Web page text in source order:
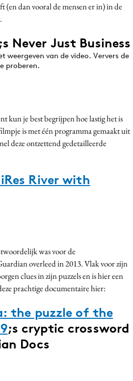
(en dan vooral de mensen er in) in de
;s Never Just Business
weergeven van de video. Ververs de
proberen.
kun je best begrijpen hoe lastig het is
is met één programma gemaakt uit
deze ontzettend gedetailleerde
River with
was voor de
overleed in 2013. Vlak voor zijn
clues in zijn puzzels en is hier een
prachtige documentaire hier:
the puzzle of the
;s cryptic crossword
Docs